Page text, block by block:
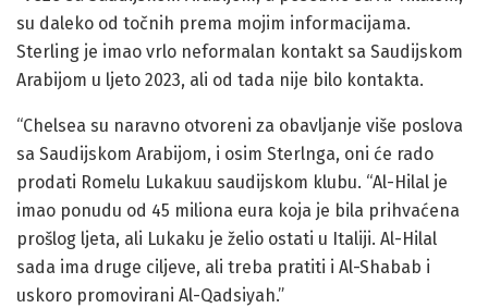
su daleko od točnih prema mojim informacijama.
Sterling je imao vrlo neformalan kontakt sa Saudijskom
Arabijom u ljeto 2023, ali od tada nije bilo kontakta.
“Chelsea su naravno otvoreni za obavljanje više poslova
sa Saudijskom Arabijom, i osim Sterlnga, oni će rado
prodati Romelu Lukakuu saudijskom klubu. “Al-Hilal je
imao ponudu od 45 miliona eura koja je bila prihvaćena
prošlog ljeta, ali Lukaku je želio ostati u Italiji. Al-Hilal
sada ima druge ciljeve, ali treba pratiti i Al-Shabab i
uskoro promovirani Al-Qadsiyah.”